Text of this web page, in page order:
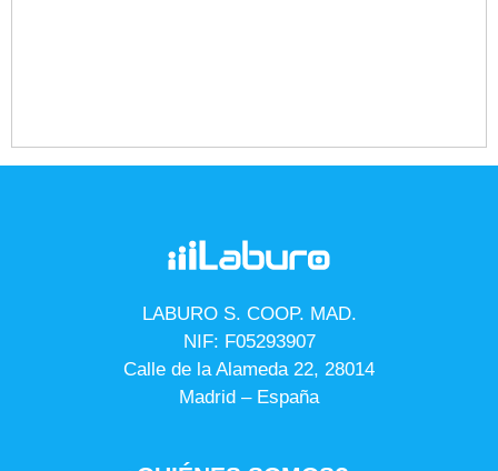
LABURO S. COOP. MAD.
NIF: F05293907
Calle de la Alameda 22, 28014
Madrid – España